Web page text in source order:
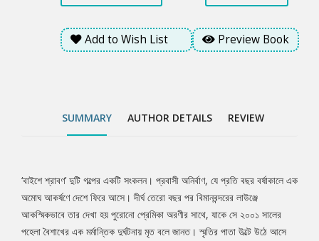
সকালে দুই প্রাক্তন প্রেমিকের এই আলাপন তাদের জীবনের অপরাধবোধ,
একাকীত্ব এবং নিয়তির নিষ্ঠুর বাস্তবতাকে নতুন করে উন্মোচন করে। অন্যদিকে
দীর্ঘ দশ বছর পর পৈতৃক ভিটায় ফেরে রোয়েনা। মফস্বলের সেই তিনতলা বাড়িটি
আনে নাইমের এক ব্যবসায়িক প্রস্তাব- সে নিজের ব্যক্তিগত প্রয়োজনে
থেকে রক্ষা করতে?
Add to Wish List Preview Book
SUMMARY AUTHOR DETAILS REVIEW
Tab
Article
‘বাইশে শ্রাবণ’ দুটি গল্পের একটি সংকলন। প্রবাসী অনির্বাণ, যে প্রতি বছর বর্ষাকালে এক
অমোঘ আকর্ষণে দেশে ফিরে আসে। দীর্ঘ তেরো বছর পর বিমানবন্দরের লাউঞ্জে
আকস্মিকভাবে তার দেখা হয় পুরোনো প্রেমিকা অরণীর সাথে, যাকে সে ২০০১ সালের
পহেলা বৈশাখের এক মর্মান্তিক দুর্ঘটনায় মৃত বলে জানত। স্মৃতির পাতা উল্টে উঠে আসে